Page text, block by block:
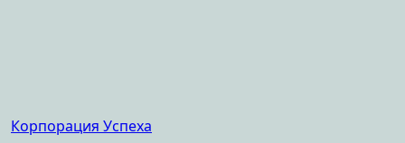
Корпорация Успеха